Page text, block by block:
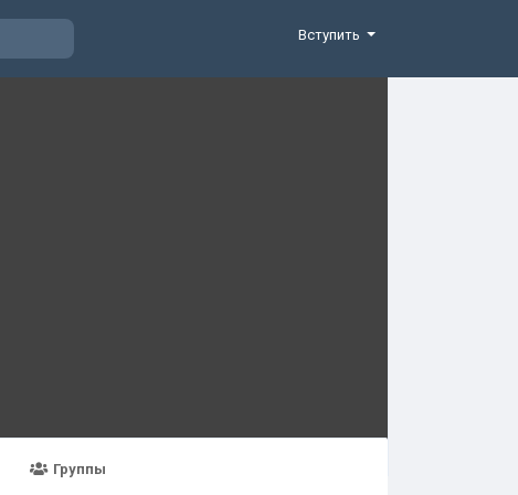
Вступить
Группы